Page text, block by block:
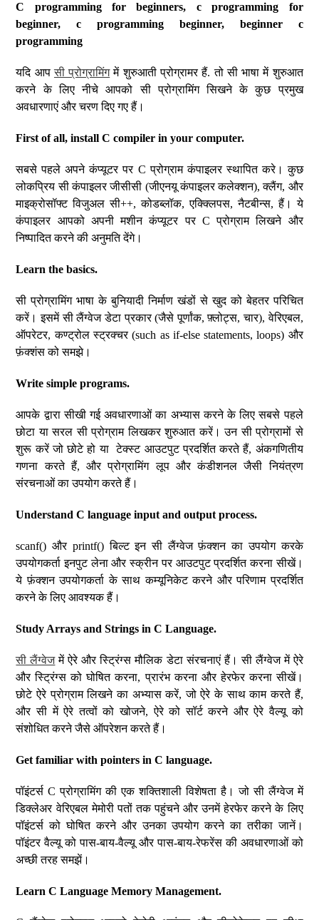
C programming for beginners, c programming for
beginner, c programming beginner, beginner c
programming
यदि आपसी प्रोग्रामिंगमें शुरुआती प्रोग्रामर हैं. तो सी भाषा में शुरुआत
करने के लिए नीचे आपको सी प्रोग्रामिंग सिखने के कुछ प्रमुख
अवधारणाएं और चरण दिए गए हैं।
First of all, install C compiler in your computer.
सबसे पहले अपने कंप्यूटर पर C प्रोग्राम कंपाइलर स्थापित करे। कुछ
लोकप्रिय सी कंपाइलर जीसीसी (जीएनयू कंपाइलर कलेक्शन), क्लैंग, और
माइक्रोसॉफ्ट विजुअल सी++, कोडब्लॉक, एक्क्लिपस, नैटबीन्स, हैं। ये
कंपाइलर आपको अपनी मशीन कंप्यूटर पर C प्रोग्राम लिखने और
निष्पादित करने की अनुमति देंगे।
Learn the basics.
सी प्रोग्रामिंग भाषा के बुनियादी निर्माण खंडों से खुद को बेहतर परिचित
करें। इसमें सी लैंग्वेज डेटा प्रकार (जैसे पूर्णांक, फ़्लोट्स, चार), वेरिएबल,
ऑपरेटर, कण्ट्रोल स्ट्रक्चर (such as if-else statements, loops) और
फ़ंक्शंस को समझे।
Write simple programs.
आपके द्वारा सीखी गई अवधारणाओं का अभ्यास करने के लिए सबसे पहले
छोटा या सरल सी प्रोग्राम लिखकर शुरुआत करें। उन सी प्रोग्रामों से
शुरू करें जो छोटे हो या टेक्स्ट आउटपुट प्रदर्शित करते हैं, अंकगणितीय
गणना करते हैं, और प्रोग्रामिंग लूप और कंडीशनल जैसी नियंत्रण
संरचनाओं का उपयोग करते हैं।
Understand C language input and output process.
scanf() और printf() बिल्ट इन सी लैंग्वेज फ़ंक्शन का उपयोग करके
उपयोगकर्ता इनपुट लेना और स्क्रीन पर आउटपुट प्रदर्शित करना सीखें।
ये फ़ंक्शन उपयोगकर्ता के साथ कम्यूनिकेट करने और परिणाम प्रदर्शित
करने के लिए आवश्यक हैं।
Study Arrays and Strings in C Language.
सी लैंग्वेजमें ऐरे और स्ट्रिंग्स मौलिक डेटा संरचनाएं हैं। सी लैंग्वेज में ऐरे
और स्ट्रिंग्स को घोषित करना, प्रारंभ करना और हेरफेर करना सीखें।
छोटे ऐरे प्रोग्राम लिखने का अभ्यास करें, जो ऐरे के साथ काम करते हैं,
और सी में ऐरे तत्वों को खोजने, ऐरे को सॉर्ट करने और ऐरे वैल्यू को
संशोधित करने जैसे ऑपरेशन करते हैं।
Get familiar with pointers in C language.
पॉइंटर्स C प्रोग्रामिंग की एक शक्तिशाली विशेषता है। जो सी लैंग्वेज में
डिक्लेअर वेरिएबल मेमोरी पतों तक पहुंचने और उनमें हेरफेर करने के लिए
पॉइंटर्स को घोषित करने और उनका उपयोग करने का तरीका जानें।
पॉइंटर वैल्यू को पास-बाय-वैल्यू और पास-बाय-रेफरेंस की अवधारणाओं को
अच्छी तरह समझें।
Learn C Language Memory Management.